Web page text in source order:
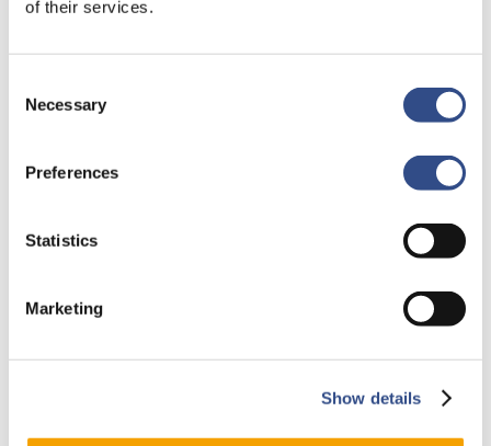
of their services.
Selection
Necessary
Preferences
Statistics
Marketing
Show details
Online